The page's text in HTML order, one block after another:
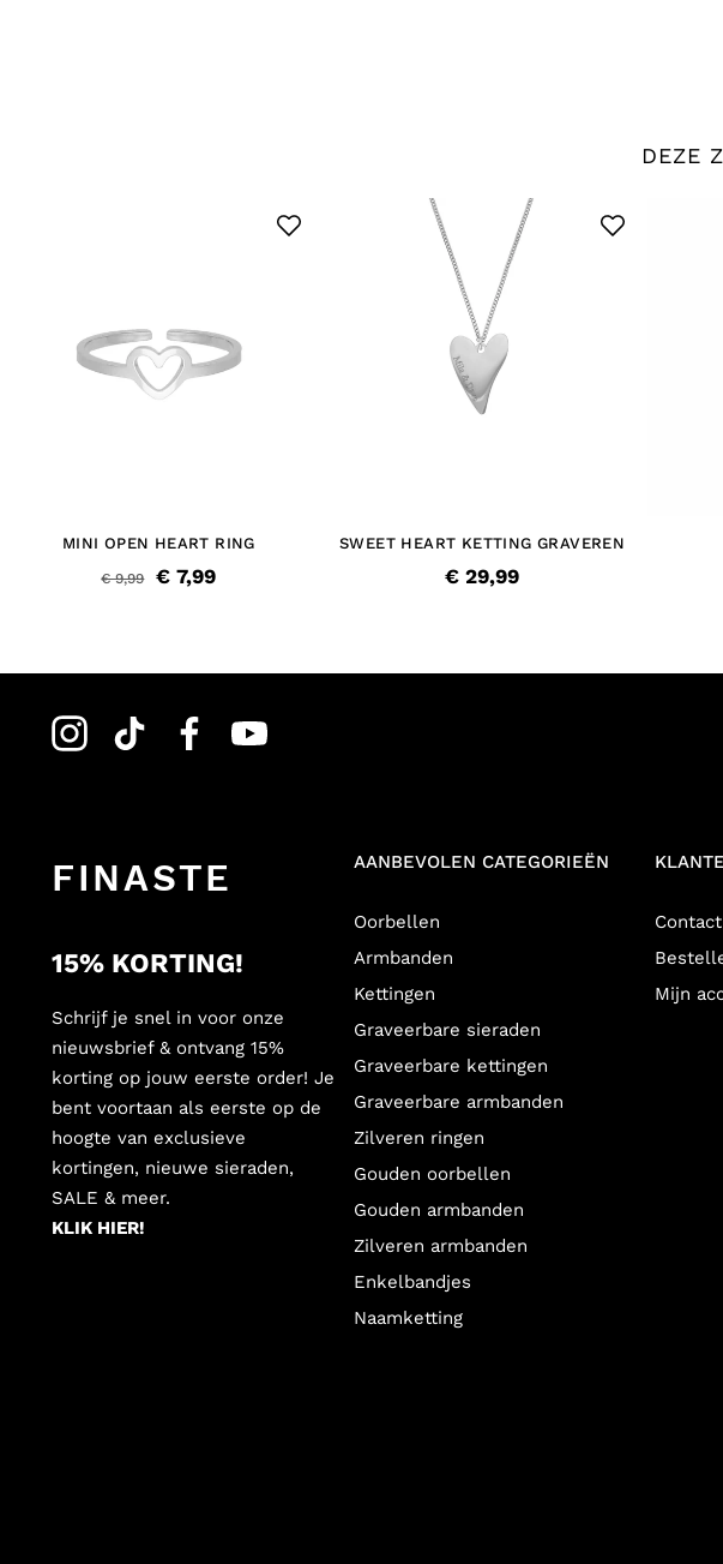
DEZE
MINI OPEN HEART RING
€ 7,99
€ 9,99
SWEET HEART KETTING GRAVEREN
€ 29,99
FINASTE
15% KORTING!
Schrijf je snel in voor onze
nieuwsbrief & ontvang 15%
korting op jouw eerste order! Je
bent voortaan als eerste op de
hoogte van exclusieve
kortingen, nieuwe sieraden,
SALE & meer.
KLIK HIER!
AANBEVOLEN CATEGORIEËN
Oorbellen
Armbanden
Kettingen
Graveerbare sieraden
Graveerbare kettingen
Graveerbare armbanden
Zilveren ringen
Gouden oorbellen
Gouden armbanden
Zilveren armbanden
Enkelbandjes
Naamketting
Contact
Mijn